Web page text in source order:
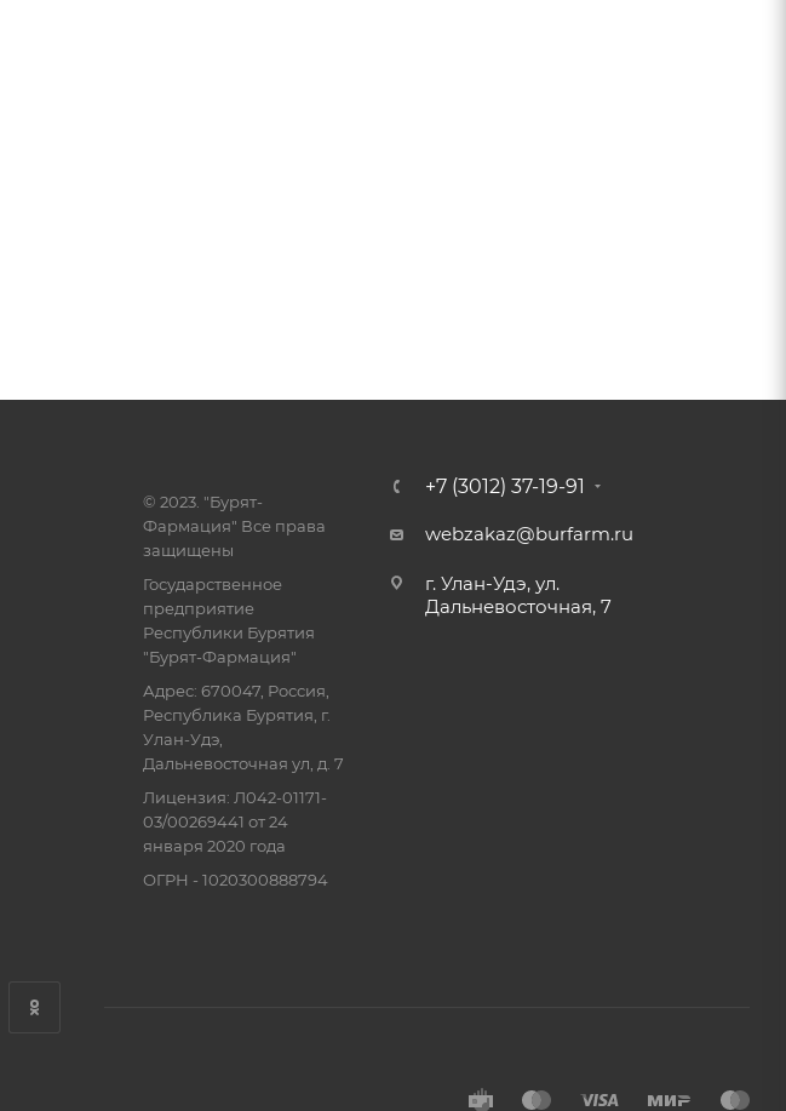
© 2023. "Бурят-
Фармация" Все права
защищены
Государственное
предприятие
Республики Бурятия
"Бурят-Фармация"
Адрес: 670047, Россия,
Республика Бурятия, г.
Улан-Удэ,
Дальневосточная ул, д. 7
Лицензия: Л042-01171-
03/00269441 от 24
января 2020 года
ОГРН - 1020300888794
+7 (3012) 37-19-91
webzakaz@burfarm.ru
г. Улан-Удэ, ул.
Дальневосточная, 7